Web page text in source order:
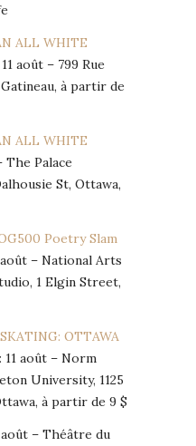
ALL WHITE
août – 799 Rue
à partir de
ALL WHITE
The Palace
St, Ottawa,
Poetry Slam
août – National Arts
1 Elgin Street,
OTTAWA
: 11 août – Norm
University, 1125
à partir de 9 $
août – Théâtre du